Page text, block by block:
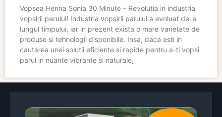
Vopsea Henna Sonia 30 Minute – Revolutia in industria
vopsirii parului! Industria vopsirii parului a evoluat de-a
lungul timpului, iar in prezent exista o mare varietate de
produse si tehnologii disponibile. Insa, daca esti in
cautarea unei solutii eficiente si rapide pentru a-ti vopsi
parul in nuante vibrante si naturale,